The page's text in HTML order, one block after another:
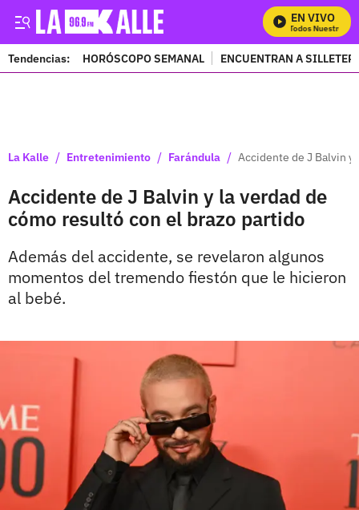
EN VIVO
Mira Todos Nuestros
Tendencias: HORÓSCOPO SEMANAL ENCUENTRAN A
La Kalle / Entretenimiento / Farándula / Accidente de J Balvin
Accidente de J Balvin y la verdad de
cómo resultó con el brazo partido
Además del accidente, se revelaron algunos
momentos del tremendo fiestón que le hicieron
al bebé.